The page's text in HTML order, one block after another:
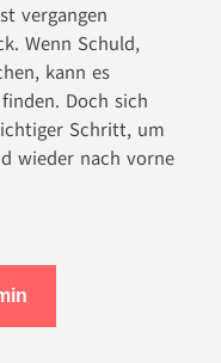
vergangen
Wenn Schuld,
kann es
Doch sich
Schritt, um
wieder nach vorne